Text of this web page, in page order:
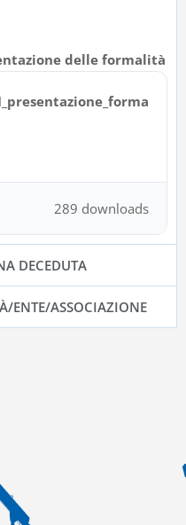
delle formalità
289 downloads
DECEDUTA
ENTE/ASSOCIAZIONE